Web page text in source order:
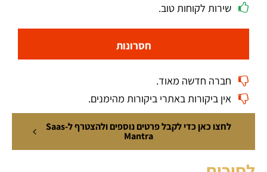
שירות לקוחות טוב.
חסרונות
חברה חדשה מאוד.
אין ביקורות באתרי ביקורות מהימנים.
לחצו כאן כדי לקבל פרטים נוספים ולהצטרף ל-Saas
Mantra